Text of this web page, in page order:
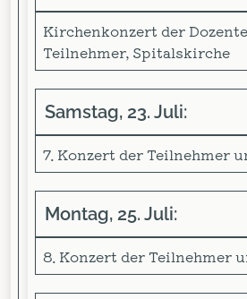
Kirchenkonzert der
Teilnehmer, Spitalskirche
Samstag, 23. Juli:
7. Konzert der Teilnehmer
Montag, 25. Juli:
8. Konzert der Teilnehmer